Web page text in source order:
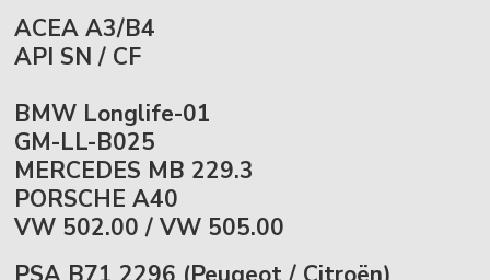
ACEA A3/B4
API SN / CF
BMW Longlife-01
GM-LL-B025
MERCEDES MB 229.3
PORSCHE A40
VW 502.00 / VW 505.00